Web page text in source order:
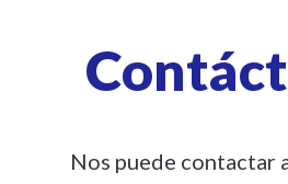
Nos puede contactar